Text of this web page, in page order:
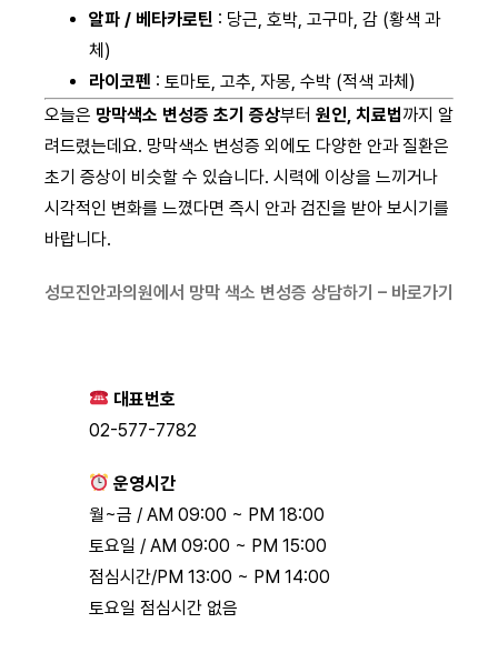
알파 / 베타카로틴 : 당근, 호박, 고구마, 감 (황색 과
체)
라이코펜 : 토마토, 고추, 자몽, 수박 (적색 과체)
오늘은 망막색소 변성증 초기 증상부터 원인, 치료법까지 알
려드렸는데요. 망막색소 변성증 외에도 다양한 안과 질환은
초기 증상이 비슷할 수 있습니다. 시력에 이상을 느끼거나
시각적인 변화를 느꼈다면 즉시 안과 검진을 받아 보시기를
바랍니다.
성모진안과의원에서 망막 색소 변성증 상담하기 – 바로가기
대표번호
02-577-7782
운영시간
월~금 / AM 09:00 ~ PM 18:00
토요일 / AM 09:00 ~ PM 15:00
점심시간/PM 13:00 ~ PM 14:00
토요일 점심시간 없음